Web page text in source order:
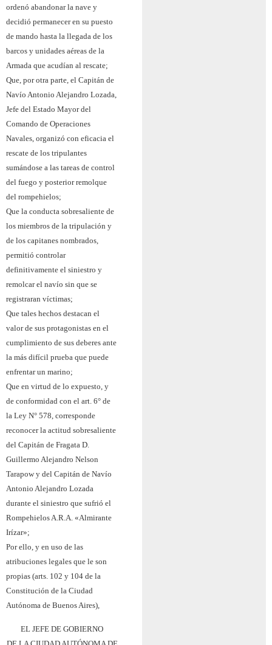
ordenó abandonar la nave y
decidió permanecer en su puesto
de mando hasta la llegada de los
barcos y unidades aéreas de la
Armada que acudían al rescate;
Que, por otra parte, el Capitán de
Navío Antonio Alejandro Lozada,
Jefe del Estado Mayor del
Comando de Operaciones
Navales, organizó con eficacia el
rescate de los tripulantes
sumándose a las tareas de control
del fuego y posterior remolque
del rompehielos;
Que la conducta sobresaliente de
los miembros de la tripulación y
de los capitanes nombrados,
permitió controlar
definitivamente el siniestro y
remolcar el navío sin que se
registraran víctimas;
Que tales hechos destacan el
valor de sus protagonistas en el
cumplimiento de sus deberes ante
la más difícil prueba que puede
enfrentar un marino;
Que en virtud de lo expuesto, y
de conformidad con el art. 6° de
la Ley N° 578, corresponde
reconocer la actitud sobresaliente
del Capitán de Fragata D.
Guillermo Alejandro Nelson
Tarapow y del Capitán de Navío
Antonio Alejandro Lozada
durante el siniestro que sufrió el
Rompehielos A.R.A. «Almirante
Irízar»;
Por ello, y en uso de las
atribuciones legales que le son
propias (arts. 102 y 104 de la
Constitución de la Ciudad
Autónoma de Buenos Aires),
EL JEFE DE GOBIERNO